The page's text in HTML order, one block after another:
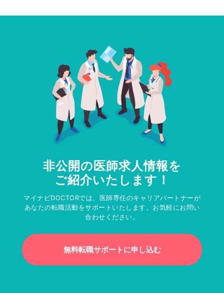
非公開の医師求人情報を
ご紹介いたします！
マイナビDOCTORでは、医師専任のキャリアパートナーが
あなたの転職活動をサポートいたします。お気軽にお問い
合わせください。
無料転職サポートに申し込む